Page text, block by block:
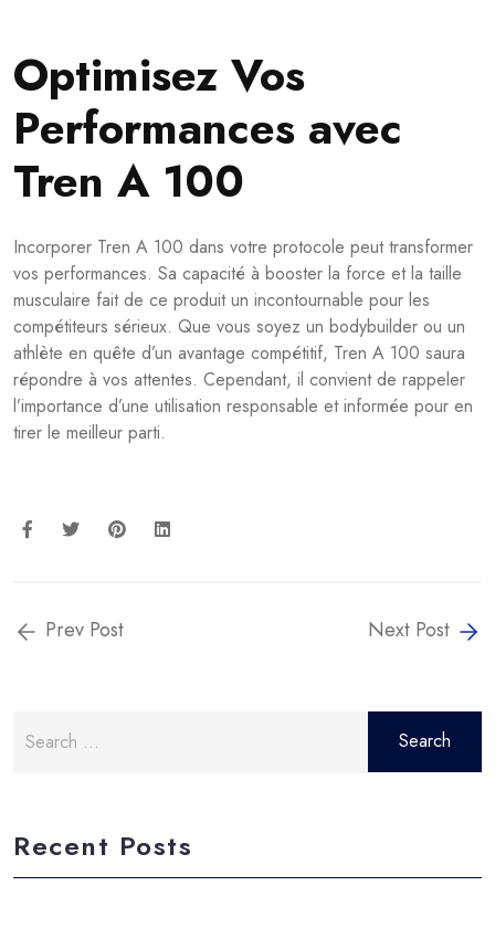
Optimisez Vos
Performances avec
Tren A 100
Incorporer Tren A 100 dans votre protocole peut transformer
vos performances. Sa capacité à booster la force et la taille
musculaire fait de ce produit un incontournable pour les
compétiteurs sérieux. Que vous soyez un bodybuilder ou un
athlète en quête d’un avantage compétitif, Tren A 100 saura
répondre à vos attentes. Cependant, il convient de rappeler
l’importance d’une utilisation responsable et informée pour en
tirer le meilleur parti.
Prev Post Next Post
for:
Recent Posts